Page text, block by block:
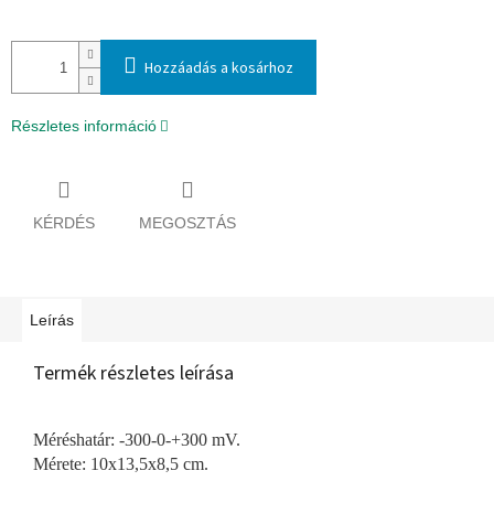
Hozzáadás a kosárhoz
Részletes információ
KÉRDÉS MEGOSZTÁS
Leírás
Termék részletes leírása
Méréshatár: -300-0-+300 mV.
Mérete: 10x13,5x8,5 cm.